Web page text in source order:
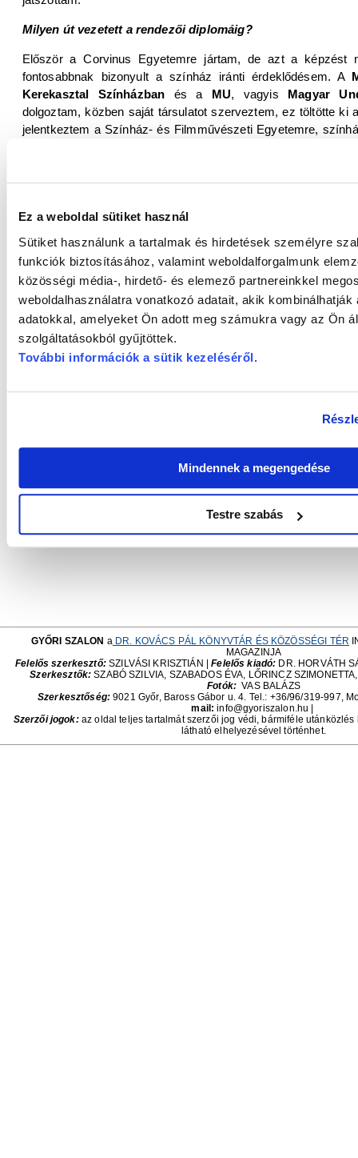
Ez a weboldal sütiket használ
Sütiket használunk a tartalmak és hirdetések személyre
funkciók biztosításához, valamint weboldalforgalmunk
közösségi média-, hirdető- és elemező partnereinkkel
weboldalhasználatra vonatkozó adatait, akik
adatokkal, amelyeket Ön adott meg számukra vagy az Ön
szolgáltatásokból gyűjtöttek.
További információk a sütik kezeléséről.
Mindennek a megengedése
Testre szabás
Milyen út vezetett a rendezői diplomáig?
Először a Corvinus Egyetemre jártam, de azt a képzést
fontosabbnak bizonyult a színház iránti érdeklődésem. A
Kerekasztal Színházban és a MU, vagyis Magyar
dolgoztam, közben saját társulatot szerveztem, ez töltötte ki
jelentkeztem a Színház- és Filmművészeti Egyetemre,
Igen, aVaskakas Bábszínházban
készült kortárs opera volt, illetve korábban a Lúdas Matyit.
színésze szerepelt ezekben az előadásokban,
élveztem ezzel a remek társulattal a munkát. Izgalmas
gyerekdarabot rendezni, szerettem figyelni az ifjú nézők
A következő győri munkája azért ennél ugye jóval
AGyőri Nemzeti Színházbólkértek föl, hogy állítsam
meghívás már önmagában örömöt jelent, ez a történet
Szina
is fontos lesz számomra, hogy közvetlen, személyes
Házas ember vagyok, ami rengeteg örömöt és kihívást
alkotóként olyan történetekkel foglalkozzunk,
GYŐRI SZALON aDR. KOVÁCS PÁL KÖNYVTÁR ÉS KÖZÖSSÉGI TÉR
MAGAZINJA
Felelős szerkesztő:SZILVÁSI KRISZTIÁN | Felelős kiadó: DR. HORVÁTH
Szerkesztők:SZABÓ SZILVIA, SZABADOS ÉVA, LŐRINCZ
Fotók: VAS BALÁZS
Szerkesztőség: 9021 Győr, Baross Gábor u. 4. Tel.: +36/96/319-997,
mail: info@gyoriszalon.hu |
Szerzői jogok:az oldal teljes tartalmát szerzői jog védi, bármiféle
látható elhelyezésével történhet.